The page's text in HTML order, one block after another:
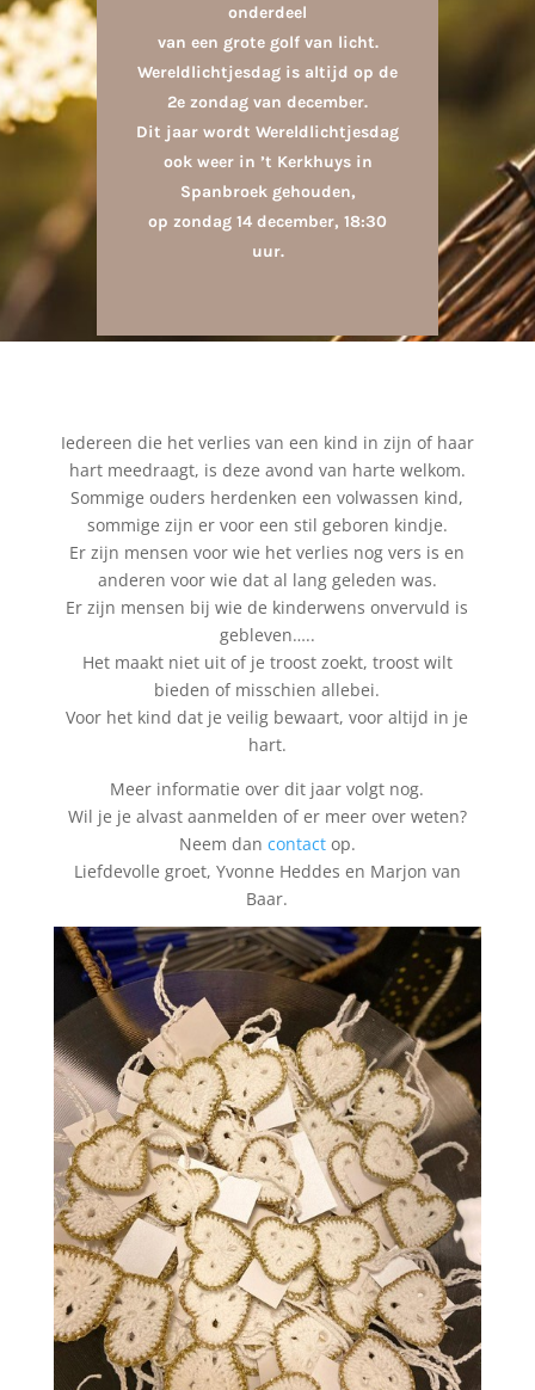
onderdeel
van een grote golf van licht.
Wereldlichtjesdag is altijd op de
2e zondag van december.
Dit jaar wordt Wereldlichtjesdag
ook weer in ’t Kerkhuys in
Spanbroek gehouden,
op zondag 14 december, 18:30
uur.
Iedereen die het verlies van een kind in zijn of haar
hart meedraagt, is deze avond van harte welkom.
Sommige ouders herdenken een volwassen kind,
sommige zijn er voor een stil geboren kindje.
Er zijn mensen voor wie het verlies nog vers is en
anderen voor wie dat al lang geleden was.
Er zijn mensen bij wie de kinderwens onvervuld is
gebleven…..
Het maakt niet uit of je troost zoekt, troost wilt
bieden of misschien allebei.
Voor het kind dat je veilig bewaart, voor altijd in je
hart.
Meer informatie over dit jaar volgt nog.
Wil je je alvast aanmelden of er meer over weten?
Neem dan contactop.
Liefdevolle groet, Yvonne Heddes en Marjon van
Baar.